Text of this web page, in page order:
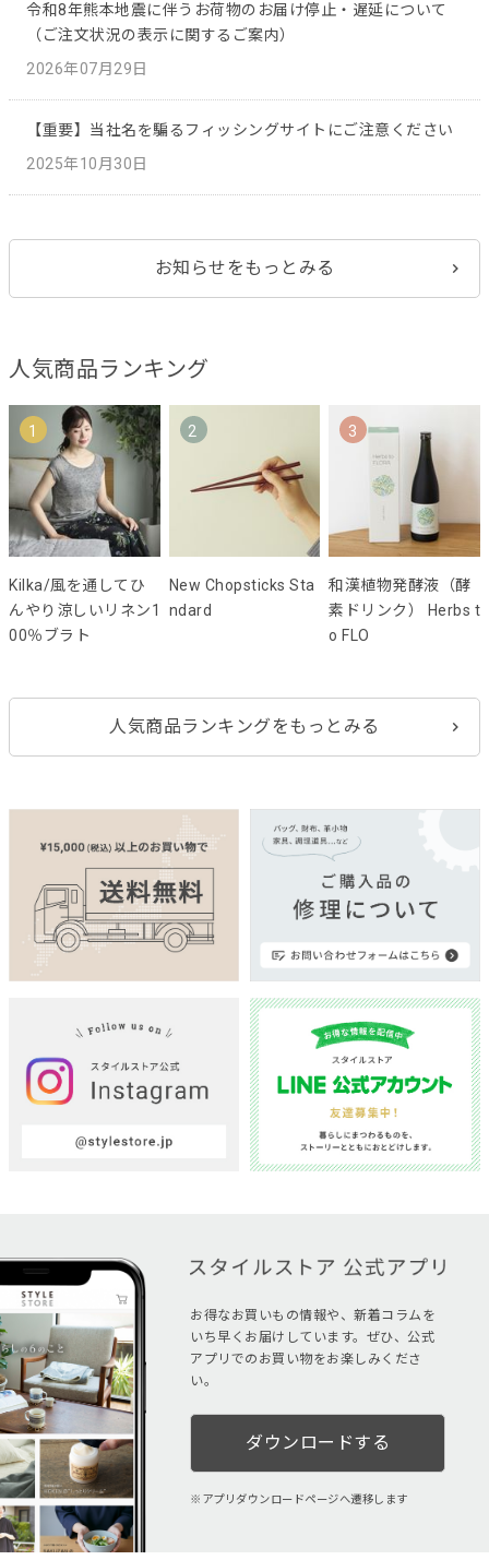
令和8年熊本地震に伴うお荷物のお届け停止・遅延について
（ご注文状況の表示に関するご案内）
2026年07月29日
【重要】当社名を騙るフィッシングサイトにご注意ください
2025年10月30日
お知らせをもっとみる
人気商品ランキング
1
Kilka/風を通してひ
んやり涼しいリネン1
00％ブラト
2
New Chopsticks Sta
ndard
3
和漢植物発酵液（酵
素ドリンク） Herbs t
o FLO
人気商品ランキングをもっとみる
お得なお買いもの情報や、新着コラムを
いち早くお届けしています。ぜひ、公式
アプリでのお買い物をお楽しみくださ
い。
ダウンロードする
アプリダウンロードページへ遷移します